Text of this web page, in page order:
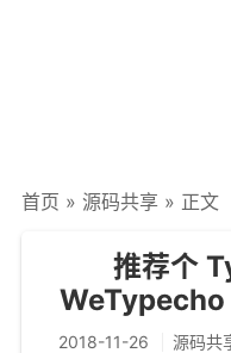
首页 » 源码共享 » 正文
推荐个
WeTypecho
2018-11-26 源码共